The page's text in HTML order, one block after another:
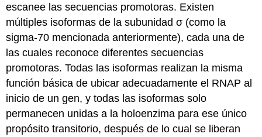
escanee las secuencias promotoras. Existen
múltiples isoformas de la subunidad σ (como la
sigma-70 mencionada anteriormente), cada una de
las cuales reconoce diferentes secuencias
promotoras. Todas las isoformas realizan la misma
función básica de ubicar adecuadamente el RNAP al
inicio de un gen, y todas las isoformas solo
permanecen unidas a la holoenzima para ese único
propósito transitorio, después de lo cual se liberan